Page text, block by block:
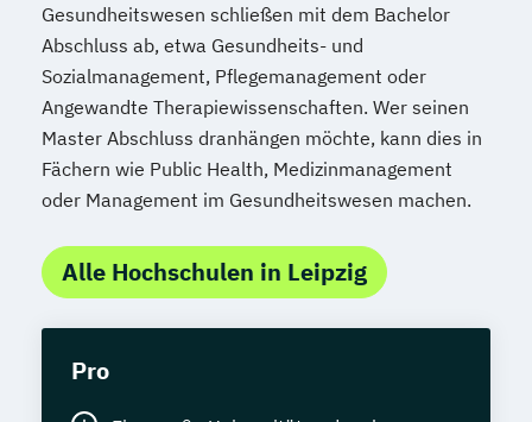
Gesundheitswesen schließen mit dem Bachelor
Abschluss ab, etwa Gesundheits- und
Sozialmanagement, Pflegemanagement oder
Angewandte Therapiewissenschaften. Wer seinen
Master Abschluss dranhängen möchte, kann dies in
Fächern wie Public Health, Medizinmanagement
oder Management im Gesundheitswesen machen.
Alle Hochschulen in Leipzig
Pro